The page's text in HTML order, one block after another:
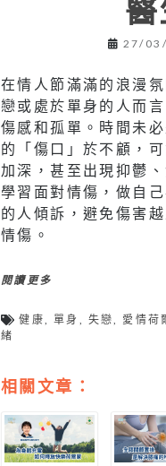
27/
在情人節滿滿的浪漫
戀或處於單身的人而
傷感和孤單。時間未
的「傷口」於不顧，
加深，甚至出現抑鬱
學習面對情傷，做自
的人傾訴，避免傷害
情傷。
閱讀更多
健康, 單身 , 失戀, 愛情荷
緒
相關文章：